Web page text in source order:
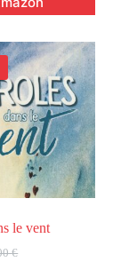
le vent
€